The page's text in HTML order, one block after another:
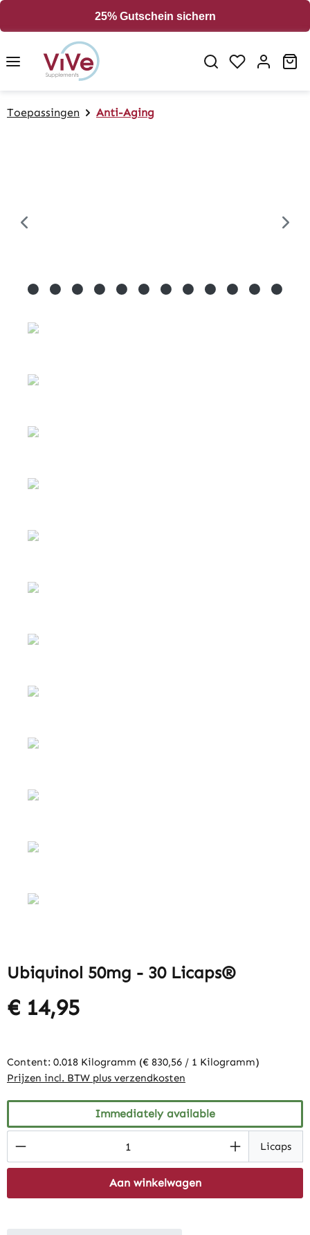
25% Gutschein sichern
Toepassingen Anti-Aging
Ubiquinol 50mg - 30 Licaps®
€ 14,95
Content: 0.018 Kilogramm (€ 830,56 / 1 Kilogramm)
Prijzen incl. BTW plus verzendkosten
Immediately available
Product Quantity: Enter the desiredLicaps
Aan winkelwagen